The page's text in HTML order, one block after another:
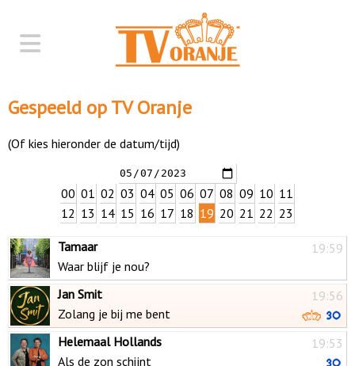
Gespeeld op TV Oranje
(Of kies hieronder de datum/tijd)
00 01 02 03 04 05 06 07 08 09 10 11
12 13 14 15 16 17 18 19 20 21 22 23
19:59
Tamaar
Waar blijf je nou?
19:56
Jan Smit
Zolang je bij me bent
19:53
Helemaal Hollands
Als de zon schijnt